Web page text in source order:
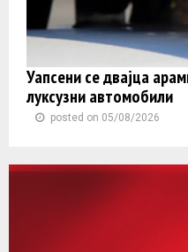
Уапсени се двајца
луксузни автомобили
posted on 05/08/2026